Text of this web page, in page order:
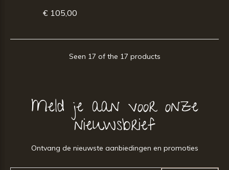
€ 105,00
Seen 17 of the 17 products
Meld je aan voor onze
nieuwsbrief
Ontvang de nieuwste aanbiedingen en promoties